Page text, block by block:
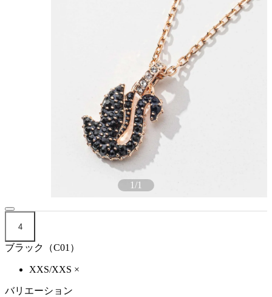
1/1
4
ブラック（C01）
XXS/XXS ×
バリエーション